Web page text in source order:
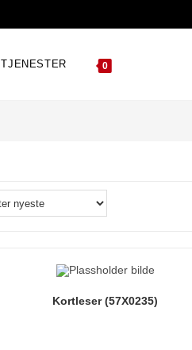
TJENESTER 0
Kortleser (57X0235)